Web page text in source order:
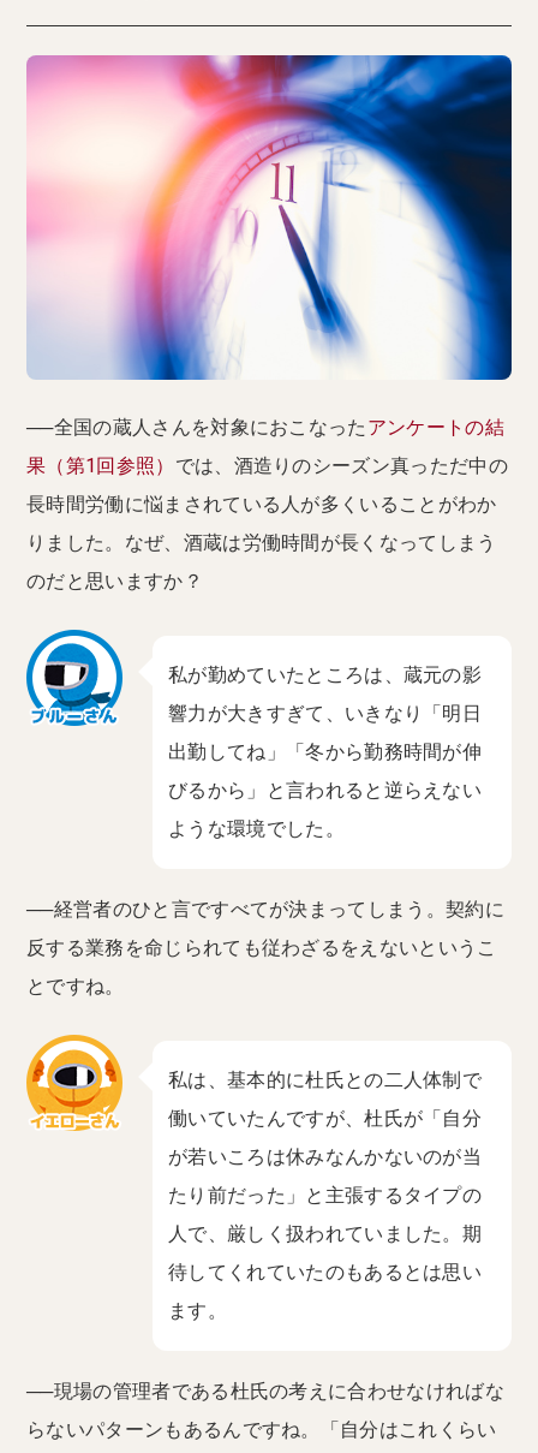
──全国の蔵人さんを対象におこなった アンケートの結
果（第1回参照） では、酒造りのシーズン真っただ中の
長時間労働に悩まされている人が多くいることがわか
りました。なぜ、酒蔵は労働時間が長くなってしまう
のだと思いますか？
私が勤めていたところは、蔵元の影
響力が大きすぎて、いきなり「明日
出勤してね」「冬から勤務時間が伸
びるから」と言われると逆らえない
ような環境でした。
──経営者のひと言ですべてが決まってしまう。契約に
反する業務を命じられても従わざるをえないというこ
とですね。
私は、基本的に杜氏との二人体制で
働いていたんですが、杜氏が「自分
が若いころは休みなんかないのが当
たり前だった」と主張するタイプの
人で、厳しく扱われていました。期
待してくれていたのもあるとは思い
ます。
──現場の管理者である杜氏の考えに合わせなければな
らないパターンもあるんですね。「自分はこれくらい